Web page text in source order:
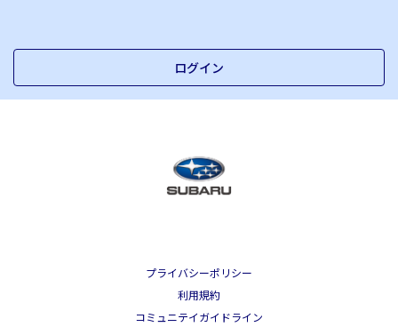
ログイン
プライバシーポリシー
利用規約
コミュニテイガイドライン